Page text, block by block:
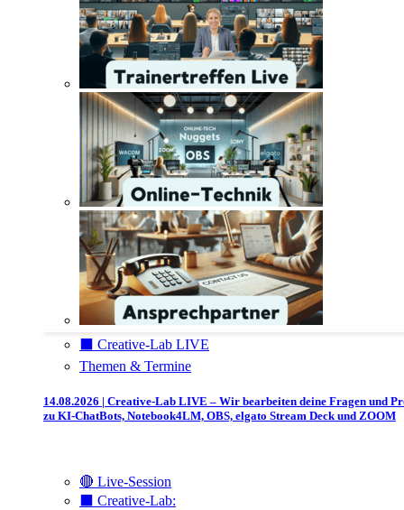
⬛️ Creative-Lab LIVE
Themen & Termine
14.08.2026 | Creative-Lab LIVE – Wir bearbeiten deine Fragen und
zu KI-ChatBots, Notebook4LM, OBS, elgato Stream Deck und ZOOM
🔴 Live-Session
⬛️ Creative-Lab: